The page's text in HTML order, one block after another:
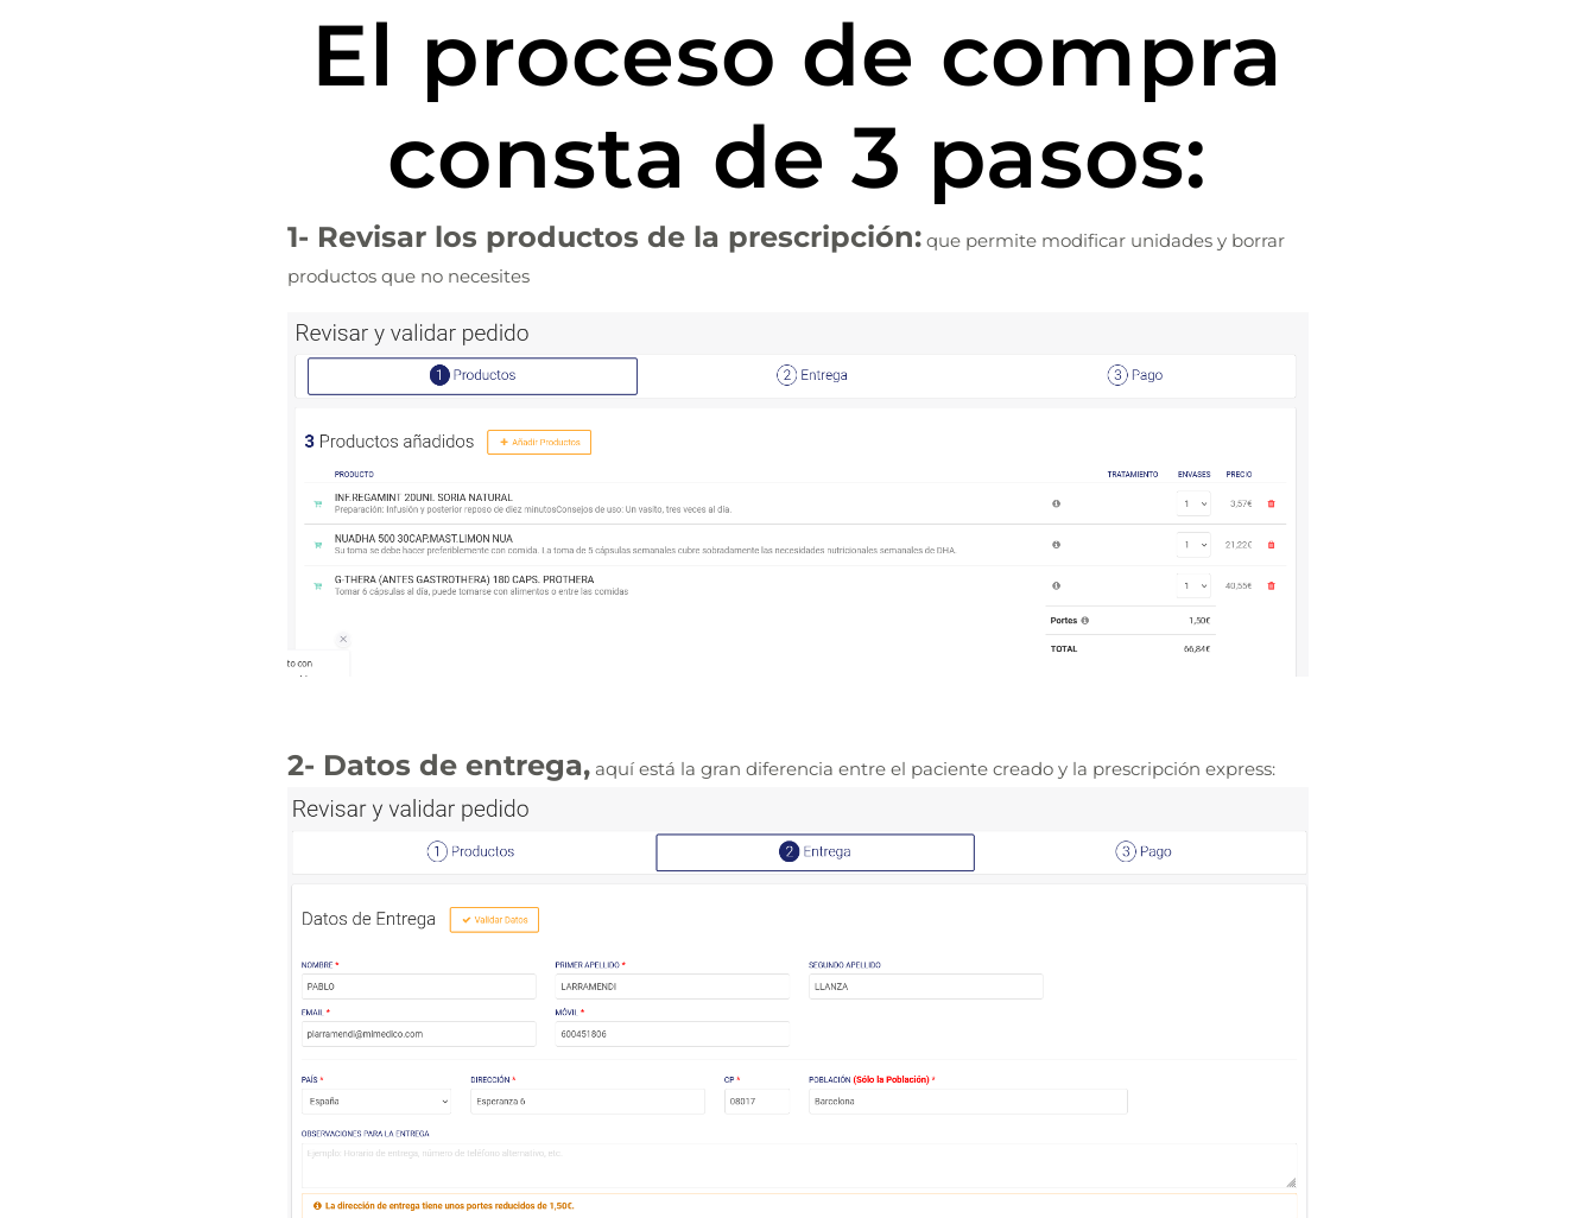
El proceso de compra
consta de 3 pasos:
1- Revisar los productos de la prescripción:que permite modificar unidades y borrar
productos que no necesites
2- Datos de entrega,aquí está la gran diferencia entre el paciente creado y la prescripción express: